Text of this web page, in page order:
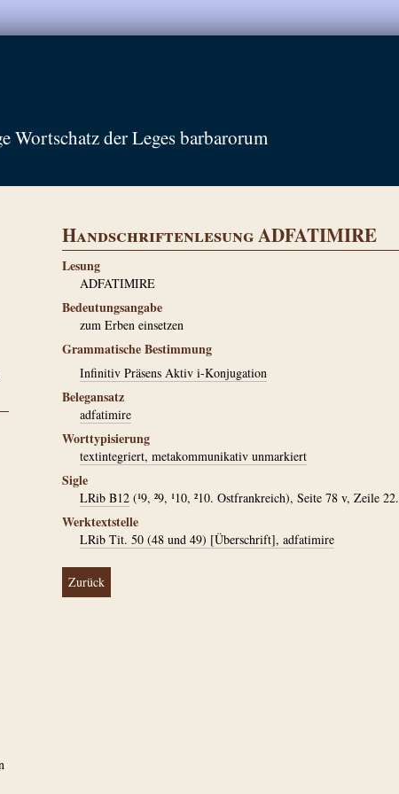
Wortschatz der Leges barbarorum
Handschriftenlesung ADFATIMIRE
Lesung
ADFATIMIRE
Bedeutungsangabe
zum Erben einsetzen
Grammatische Bestimmung
Infinitiv Präsens Aktiv i-Konjugation
Belegansatz
adfatimire
Worttypisierung
textintegriert, metakommunikativ unmarkiert
Sigle
LRib B12 (¹9, ²9, ¹10, ²10. Ostfrankreich), Seite 78 v, Zeile 22.
Werktextstelle
LRib Tit. 50 (48 und 49) [Überschrift], adfatimire
Zurück